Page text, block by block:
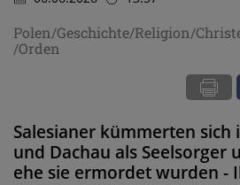
Polen/Geschichte/Religion/
/Orden
Salesianer kümmerten sich
und Dachau als Seelsorger
ehe sie ermordet wurden -